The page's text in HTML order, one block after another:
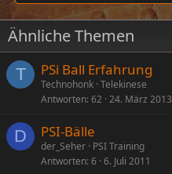
Ähnliche Themen
T PSi Ball Erfahrung
Technohonk Telekinese
Antworten 62 24. März 2013
D PSI-Bälle
der_Seher PSI Training
Antworten 6 6. Juli 2011